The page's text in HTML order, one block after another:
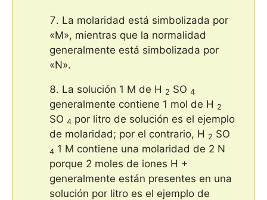
La molaridad está simbolizada por
«M», mientras que la normalidad
generalmente está simbolizada por
«N».
La solución 1 M de H 2 SO 4
generalmente contiene 1 mol de H 2
SO 4 por litro de solución es el ejemplo
de molaridad; por el contrario, H 2 SO
4 1 M contiene una molaridad de 2 N
porque 2 moles de iones H +
generalmente están presentes en una
solución por litro es el ejemplo de